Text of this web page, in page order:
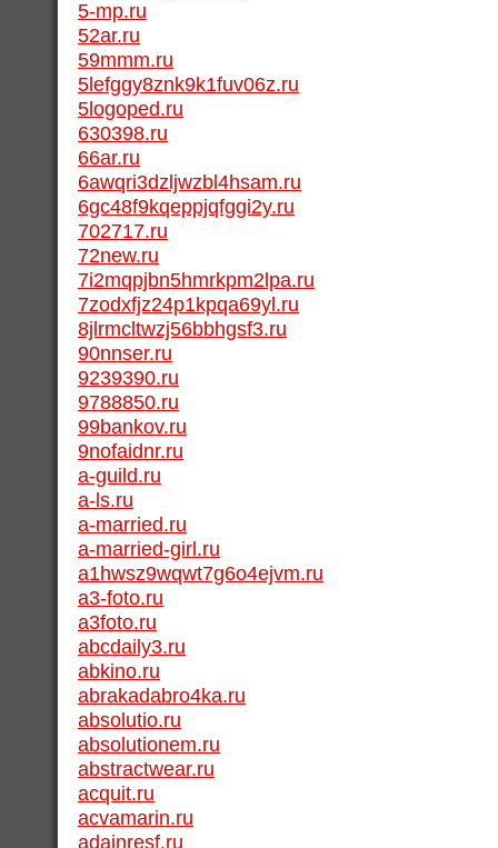
5-mp.ru
52ar.ru
59mmm.ru
5lefggy8znk9k1fuv06z.ru
5logoped.ru
630398.ru
66ar.ru
6awqri3dzljwzbl4hsam.ru
6gc48f9kqeppjqfggi2y.ru
702717.ru
72new.ru
7i2mqpjbn5hmrkpm2lpa.ru
7zodxfjz24p1kpqa69yl.ru
8jlrmcltwzj56bbhgsf3.ru
90nnser.ru
9239390.ru
9788850.ru
99bankov.ru
9nofaidnr.ru
a-guild.ru
a-ls.ru
a-married.ru
a-married-girl.ru
a1hwsz9wqwt7g6o4ejvm.ru
a3-foto.ru
a3foto.ru
abcdaily3.ru
abkino.ru
abrakadabro4ka.ru
absolutio.ru
absolutionem.ru
abstractwear.ru
acquit.ru
acvamarin.ru
adainresf.ru